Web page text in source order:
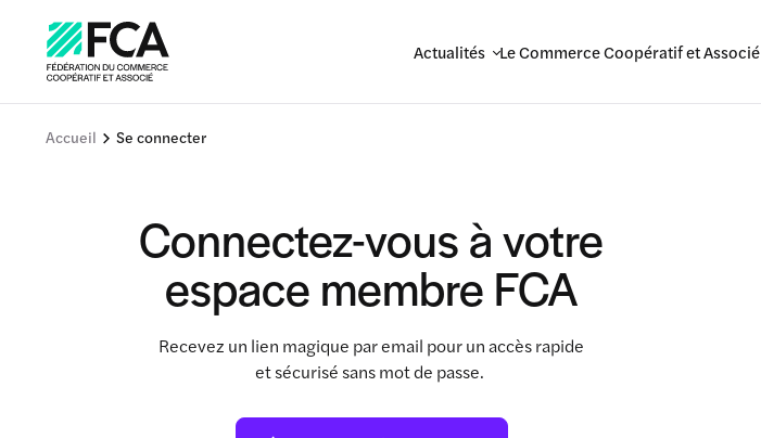
Actualités Le Commerce Coopératif et Associé
Accueil Se connecter
Connectez-vous à votre
espace membre FCA
Recevez un lien magique par email pour un accès rapide
et sécurisé sans mot de passe.